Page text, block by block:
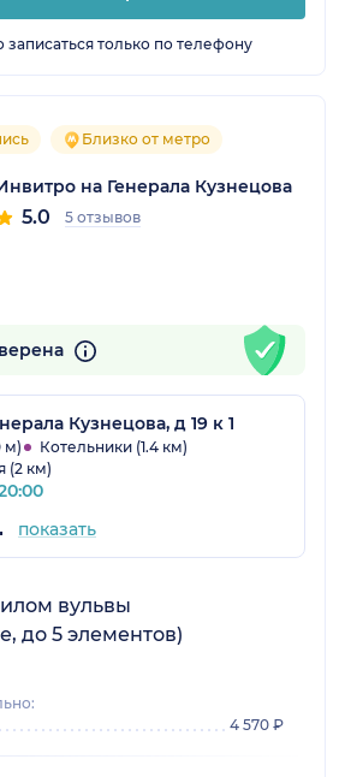
только по телефону
Близко от метро
на Генерала Кузнецова
5.0 5 отзывов
Кузнецова, д 19 к 1
м)
Котельники (1.4 км)
(2 км)
16 показать
вульвы
до 5 элементов)
4 570 ₽